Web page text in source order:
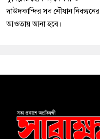
দাউদকান্দির সব নৌযান নিবন্ধনের
আওতায় আনা হবে।